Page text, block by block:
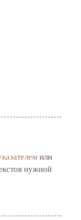
или
нужной